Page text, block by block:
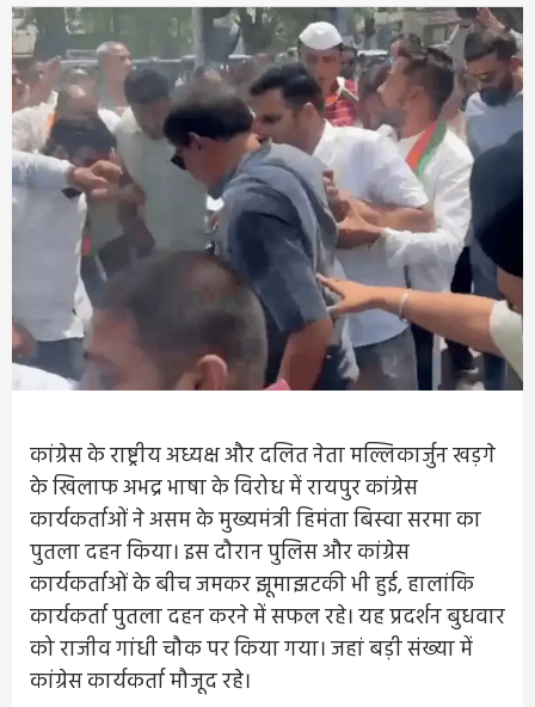
कांग्रेस के राष्ट्रीय अध्यक्ष और दलित नेता मल्लिकार्जुन खड़गे
के खिलाफ अभद्र भाषा के विरोध में रायपुर कांग्रेस
कार्यकर्ताओं ने असम के मुख्यमंत्री हिमंता बिस्वा सरमा का
पुतला दहन किया। इस दौरान पुलिस और कांग्रेस
कार्यकर्ताओं के बीच जमकर झूमाझटकी भी हुई, हालांकि
कार्यकर्ता पुतला दहन करने में सफल रहे। यह प्रदर्शन बुधवार
को राजीव गांधी चौक पर किया गया। जहां बड़ी संख्या में
कांग्रेस कार्यकर्ता मौजूद रहे।